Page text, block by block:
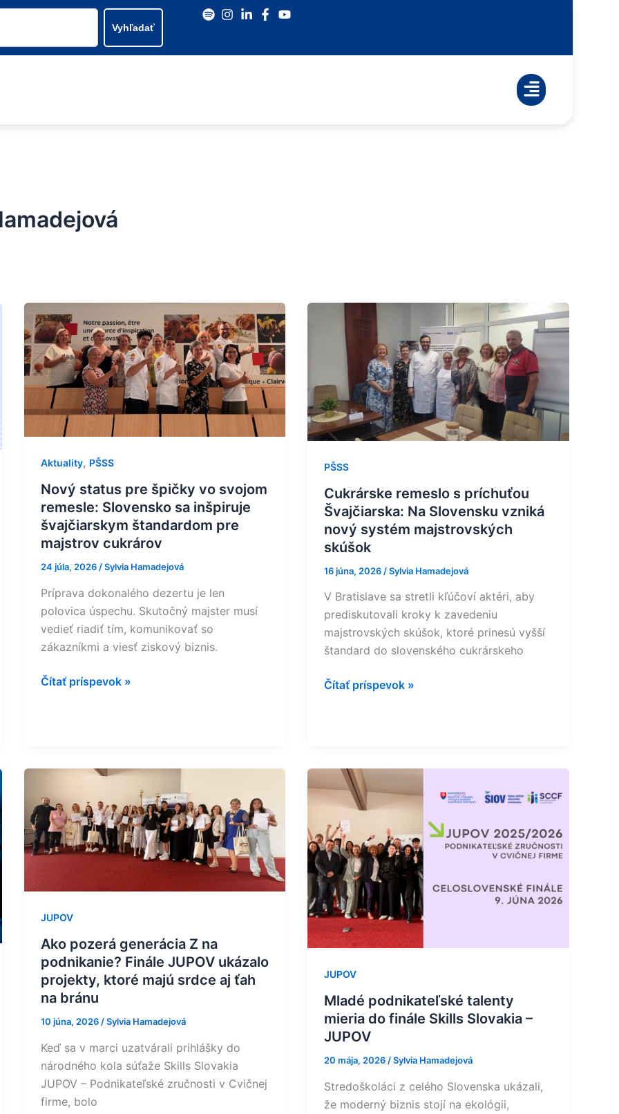
Vyhľadať
Aktuality, PŠSS
Nový status pre špičky vo svojom
remesle: Slovensko sa inšpiruje
švajčiarskym štandardom pre
majstrov cukrárov
24 júla, 2026 /Sylvia Hamadejová
Príprava dokonalého dezertu je len
polovica úspechu. Skutočný majster musí
vedieť riadiť tím, komunikovať so
zákazníkmi a viesť ziskový biznis.
Nový
status
pre
špičky
vo
svojom
remesle:
Slovensko
inšpiruje
švajčiarskym
štandardom
pre
majstrov
cukrárov
Čítať príspevok »
PŠSS
Cukrárske remeslo s príchuťou
Švajčiarska: Na Slovensku vzniká
nový systém majstrovských
skúšok
16 júna, 2026 /Sylvia Hamadejová
V Bratislave sa stretli kľúčoví aktéri, aby
prediskutovali kroky k zavedeniu
majstrovských skúšok, ktoré prinesú vyšší
štandard do slovenského cukrárskeho
Cukrárske
remeslo
s príchuťou
Švajčiarska:
Na
Slovensku
vzniká
nový
majstrovských
skúšok
Čítať príspevok »
JUPOV
Ako pozerá generácia Z na
podnikanie? Finále JUPOV ukázalo
projekty, ktoré majú srdce aj ťah
na bránu
10 júna, 2026 /Sylvia Hamadejová
Keď sa v marci uzatvárali prihlášky do
národného kola súťaže Skills Slovakia
JUPOV – Podnikateľské zručnosti v Cvičnej
firme, bolo
pozerá
generácia
Z na
podnikanie?
projekty,
ktoré
majú
srdce
aj
na
bránu
JUPOV
Mladé podnikateľské talenty
mieria do finále Skills Slovakia –
JUPOV
20 mája, 2026/Sylvia Hamadejová
Stredoškoláci z celého Slovenska ukázali,
že moderný biznis stojí na ekológii,
Mladé
podnikateľské
talenty
mieria
do
finále
Skills
Slovakia
–
JUPOV